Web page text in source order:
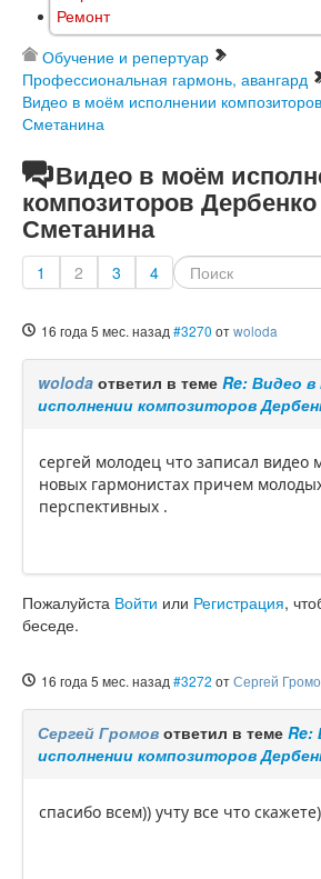
Ремонт
Обучение и репертуар
Профессиональная гармонь, авангард
Видео в моём исполнении
Сметанина
Видео в моём
композиторов
Сметанина
1 2 3 4
16 года 5 мес. назад #3270 отwoloda
woloda ответил в теме Re: Видео
исполнении композиторов
сергей молодец что записал видео
новых гармонистах причем
перспективных .
Пожалуйста Войти или Регистрация,
беседе.
16 года 5 мес. назад #3272 отСергей
Сергей Громов ответил в теме Re:
исполнении композиторов
спасибо всем)) учту все что